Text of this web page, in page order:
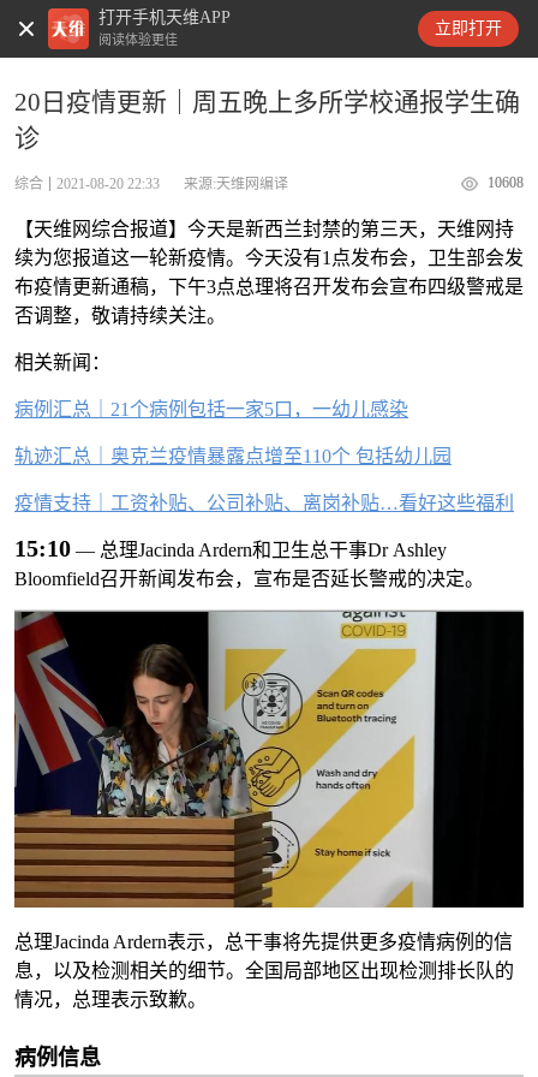
打开手机天维APP
阅读体验更佳
立即打开
天维新闻
20日疫情更新｜周五晚上多所学校通报学生确
诊
综合 2021-08-20 22:33 来源:天维网编译 10608
【天维网综合报道】今天是新西兰封禁的第三天，天维网持
续为您报道这一轮新疫情。今天没有1点发布会，卫生部会发
布疫情更新通稿，下午3点总理将召开发布会宣布四级警戒是
否调整，敬请持续关注。
相关新闻：
病例汇总｜21个病例包括一家5口，一幼儿感染
轨迹汇总｜奥克兰疫情暴露点增至110个 包括幼儿园
疫情支持｜工资补贴、公司补贴、离岗补贴…看好这些福利
15:10 — 总理Jacinda Ardern和卫生总干事Dr Ashley
Bloomfield召开新闻发布会，宣布是否延长警戒的决定。
总理Jacinda Ardern表示，总干事将先提供更多疫情病例的信
息，以及检测相关的细节。全国局部地区出现检测排长队的
情况，总理表示致歉。
病例信息